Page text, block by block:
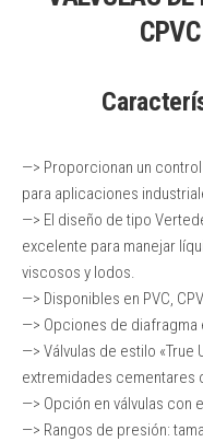
—> Proporcionan un
para aplicaciones
—> El diseño de tipo
excelente para manejar
viscosos y lodos.
—> Disponibles en PVC,
—> Opciones de diafragma
—> Válvulas de estilo «True
extremidades cementares
—> Opción en válvulas con
—> Rangos de presión: